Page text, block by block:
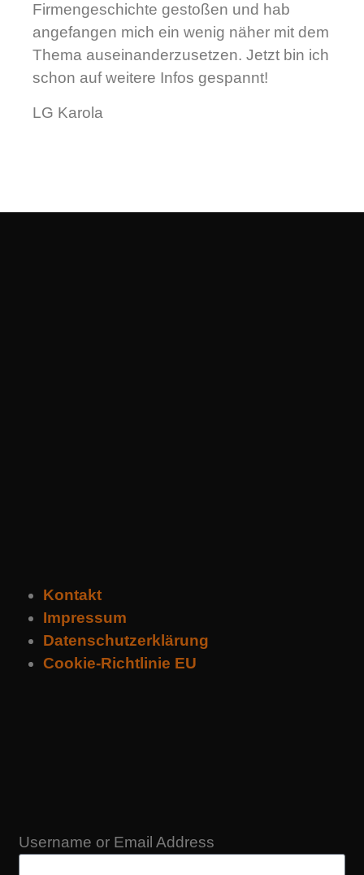
Firmengeschichte gestoßen und hab
angefangen mich ein wenig näher mit dem
Thema auseinanderzusetzen. Jetzt bin ich
schon auf weitere Infos gespannt!
LG Karola
Kontakt
Impressum
Datenschutzerklärung
Cookie-Richtlinie EU
Username or Email Address